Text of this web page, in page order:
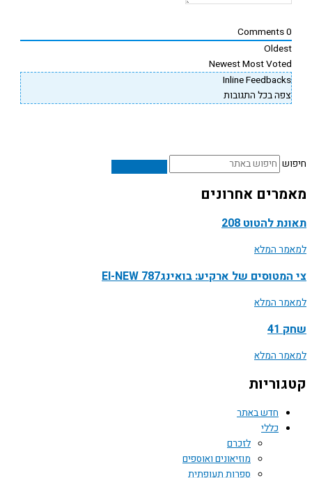
0
Oldest
NewestMost Voted
Inline Feedbacks
צפה בכל התגובות
חיפוש
מאמרים אחרונים
תאונת להטוט 208
למאמר המלא
צי המטוסים של ארקיע: בואינג787 EI-NEW
למאמר המלא
שחק 41
למאמר המלא
קטגוריות
חדש באתר
כללי
לזכרם
מוזיאונים ואוספים
ספרות תעופתית